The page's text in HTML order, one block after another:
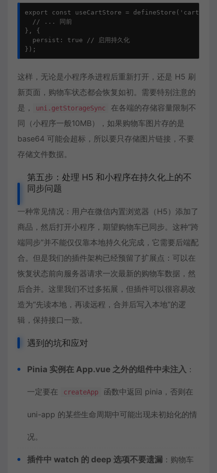
export const useCartStore = defineStore('cart',
  // ... 同前
}, {
  persist: true // 启用持久化
});
这样，无论是小程序杀进程后重新打开，还是 H5 刷
新页面，购物车状态都会恢复如初。需要特别注意的
是，
uni.getStorageSync
在各端的存储容量限制不
同（小程序一般10MB），如果购物车图片存的是
base64 可能会超标，所以要只存储图片链接，不要
存储文件数据。
第五步：处理 H5 和小程序在持久化上的不
同步问题
一种常见情况：用户在微信内置浏览器（H5）添加了
商品，然后打开小程序，期望购物车已同步。这种“跨
端同步”并不能仅仅靠本地持久化完成，它需要后端配
合。但是我们的插件架构已经预留了扩展点：可以在
恢复状态前向服务器请求一次最新的购物车数据，然
后合并。这里我们不过多拓展，但插件可以很容易改
造为“先读本地，再读远程，合并后写入本地”的逻
辑，保持接口一致。
遇到的坑和应对
Pinia 实例在 App.vue 之外的组件中未注入 ：
一定要在 createApp 函数中返回 pinia，否则在
uni-app 的某些生命周期中可能出现未初始化的情
况。
插件中 watch 的 deep 选项不要遗漏 ：购物车